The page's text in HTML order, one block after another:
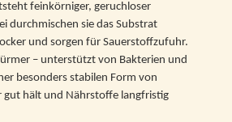
feinkörniger, geruchloser
durchmischen sie das Substrat
und sorgen für Sauerstoffzufuhr.
– unterstützt von Bakterien und
besonders stabilen Form von
gut hält und Nährstoffe langfristig